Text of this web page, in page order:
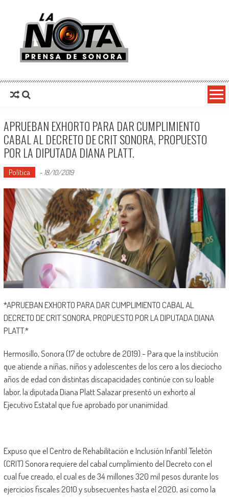
La Nota Prensa De Sonora
APRUEBAN EXHORTO PARA DAR CUMPLIMIENTO
CABAL AL DECRETO DE CRIT SONORA, PROPUESTO
POR LA DIPUTADA DIANA PLATT.
Política - 18/10/2019
*APRUEBAN EXHORTO PARA DAR CUMPLIMIENTO CABAL AL
DECRETO DE CRIT SONORA, PROPUESTO POR LA DIPUTADA DIANA
PLATT.*
Hermosillo, Sonora (17 de octubre de 2019).- Para que la institución
que atiende a niñas, niños y adolescentes de los cero a los dieciocho
años de edad con distintas discapacidades continúe con su loable
labor, la diputada Diana Platt Salazar presentó un exhorto al
Ejecutivo Estatal que fue aprobado por unanimidad.
Expuso que el Centro de Rehabilitación e Inclusión Infantil Teletón
(CRIT) Sonora requiere del cabal cumplimiento del Decreto con el
cual fue creado, el cual es de 34 millones 320 mil pesos durante los
ejercicios fiscales 2010 y subsecuentes hasta el 2020, así como la